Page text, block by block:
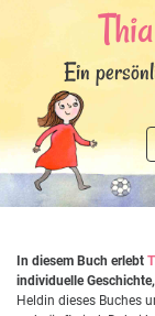
Thia
Ein
In diesem Buch erlebt
individuelle
Heldin dieses Buches